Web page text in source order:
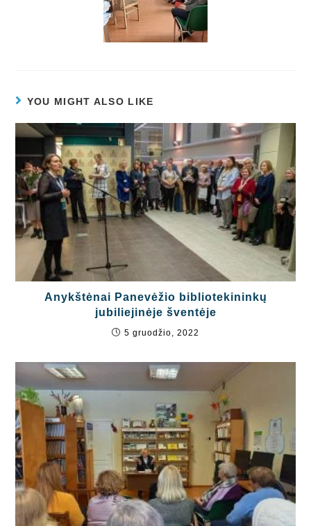
YOU MIGHT ALSO LIKE
Anykštėnai Panevėžio bibliotekininkų
jubiliejinėje šventėje
5 gruodžio, 2022